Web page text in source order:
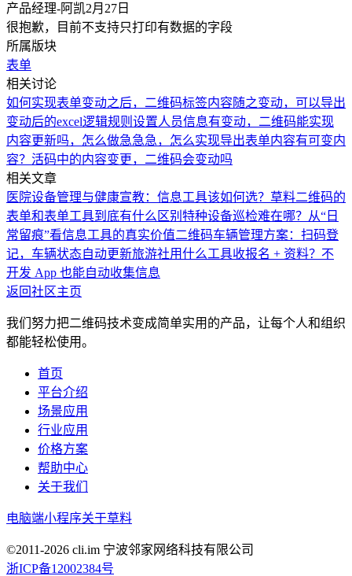
产品经理-阿凯2月27日
很抱歉，目前不支持只打印有数据的字段
所属版块
表单
相关讨论
如何实现表单变动之后，二维码标签内容随之变动，可以导出
变动后的excel逻辑规则设置人员信息有变动，二维码能实现
内容更新吗，怎么做急急急，怎么实现导出表单内容有可变内
容？ 活码中的内容变更，二维码会变动吗
相关文章
医院设备管理与健康宣教：信息工具该如何选？ 草料二维码的
表单和表单工具到底有什么区别 特种设备巡检难在哪？从“日
常留痕”看信息工具的真实价值二维码车辆管理方案：扫码登
记，车辆状态自动更新旅游社用什么工具收报名 + 资料？不
开发 App 也能自动收集信息
返回社区主页
我们努力把二维码技术变成简单实用的产品，让每个人和组织
都能轻松使用。
首页
平台介绍
场景应用
行业应用
价格方案
帮助中心
关于我们
电脑端小程序关于草料
©2011-2026 cli.im 宁波邻家网络科技有限公司
浙ICP备12002384号